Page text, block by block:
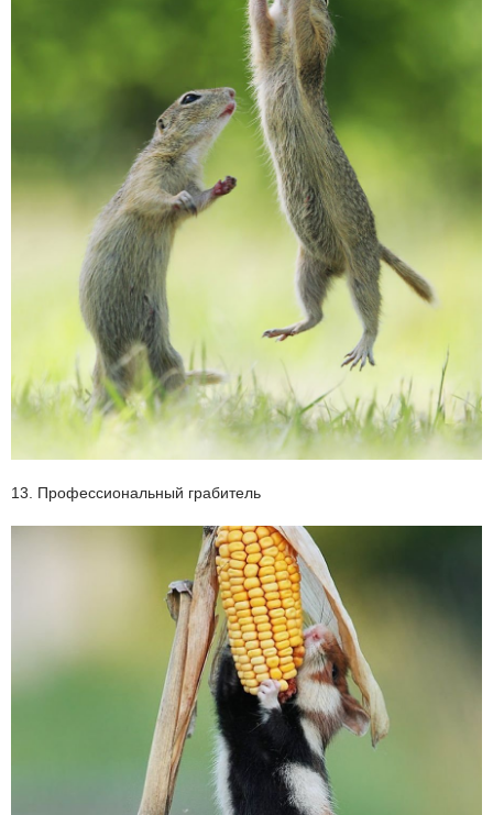
13. Профессиональный грабитель